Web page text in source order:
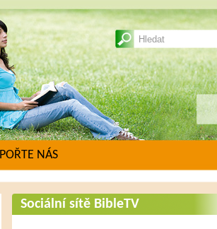
NÁS
Sociální sítě BibleTV